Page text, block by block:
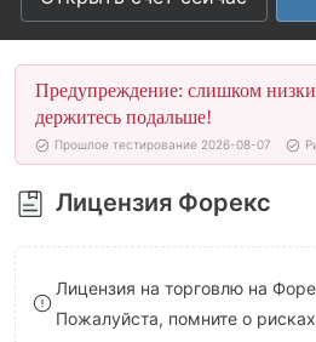
3
4
5
6
7
8
9
8
9
3
4
5
6
7
8
9
Предупреждение: слишком
держитесь подальше!
Прошлое тестирование 2026-08-07
Лицензия Форекс
Лицензия на торговлю на
Пожалуйста, помните о